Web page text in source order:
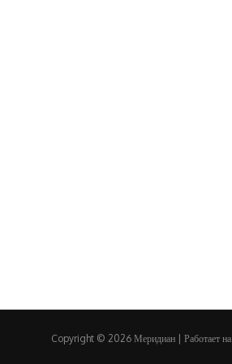
Copyright © 2026 Меридиан | Работает на